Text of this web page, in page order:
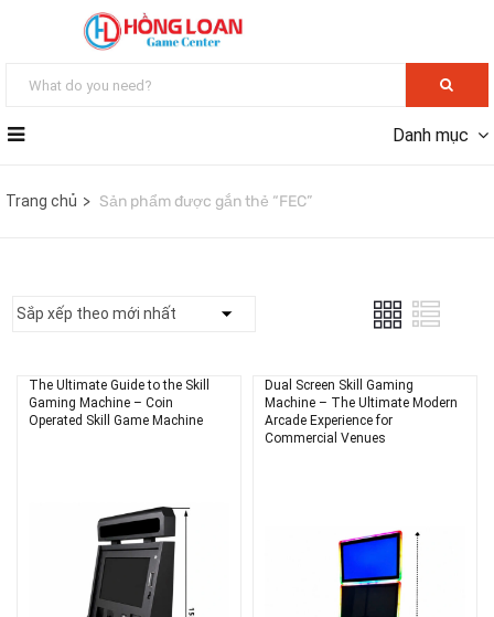
Danh mục
Trang chủ Sản phẩm được gắn thẻ “FEC”
The Ultimate Guide to the Skill
Gaming Machine – Coin
Operated Skill Game Machine
Dual Screen Skill Gaming
Machine – The Ultimate Modern
Arcade Experience for
Commercial Venues